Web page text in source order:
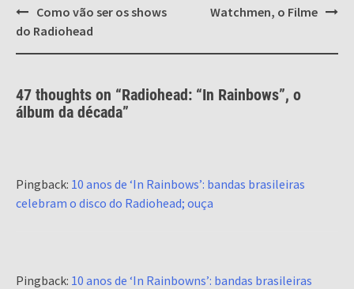
Post
navigation
Como vão ser os shows
do Radiohead
Watchmen, o Filme
47 thoughts on “Radiohead: “In Rainbows”, o
álbum da década”
Pingback: 10 anos de ‘In Rainbows’: bandas brasileiras
celebram o disco do Radiohead; ouça
Pingback: 10 anos de ‘In Rainbowns’: bandas brasileiras